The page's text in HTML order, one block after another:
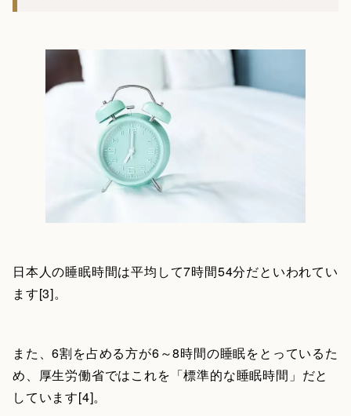
日本人の睡眠時間は平均して7時間54分だといわれてい
ます[3]。
また、6割を占める方が6～8時間の睡眠をとっているた
め、厚生労働省ではこれを「標準的な睡眠時間」だと
しています[4]。